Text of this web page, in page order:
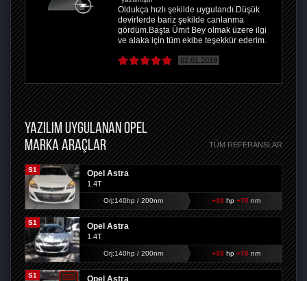
Oldukça hızlı şekilde uygulandı.Düşük
devirlerde bariz şekilde canlanma
gördüm.Başta Ümit Bey olmak üzere ilgi
ve alaka için tüm ekibe teşekkür ederim.
02.01.2019
YAZILIM UYGULANAN OPEL
MARKA ARAÇLAR
TÜM REFERANSLAR
S1 Opel Astra
1.4T
Orj:140hp / 200nm +30 hp +70 nm
S1 Opel Astra
1.4T
Orj:140hp / 200nm +30 hp +70 nm
S1 Opel Astra